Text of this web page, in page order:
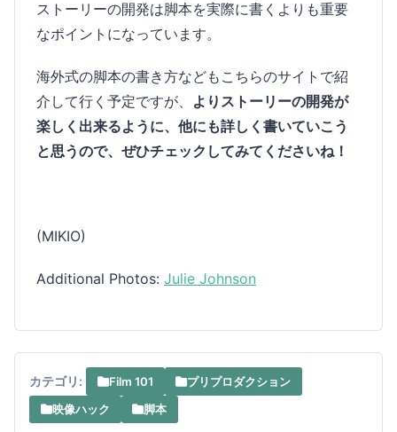
ストーリーの開発は脚本を実際に書くよりも重要
なポイントになっています。
海外式の脚本の書き方などもこちらのサイトで紹
介して行く予定ですが、 よりストーリーの開発が
楽しく出来るように、他にも詳しく書いていこう
と思うので、ぜひチェックしてみてくださいね！
(MIKIO)
Additional Photos: Julie Johnson
カテゴリ: Film 101
プリプロダクション
映像ハック
脚本